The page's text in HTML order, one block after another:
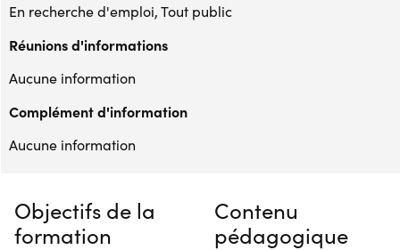
En recherche d'emploi, Tout public
Réunions d'informations
Aucune information
Complément d'information
Aucune information
Objectifs de la
formation
Contenu
pédagogique